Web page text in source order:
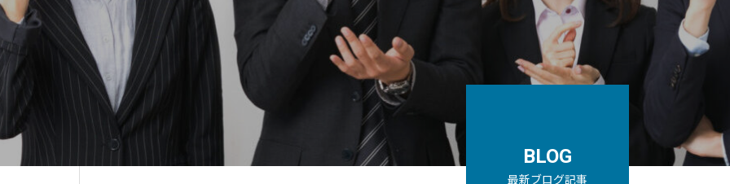
ームページ」をお届け
します
あなたの会社のレンタ
ルWEB部長に
Googleマップ対策は必
コスパ良く
現！
BLOG
最新ブログ記事